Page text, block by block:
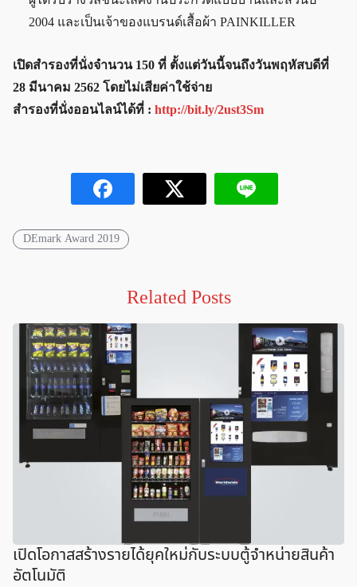
2004 และเป็นเจ้าของแบรนด์เสื้อผ้า PAINKILLER
เปิดสำรองที่นั่งจำนวน 150 ที่ ตั้งแต่วันนี้จนถึงวันพฤหัสบดีที่
28 มีนาคม 2562 โดยไม่เสียค่าใช้จ่าย
สำรองที่นั่งออนไลน์ได้ที่ : http://bit.ly/2ust3Sm
DEmark Award 2019
Related Posts
เปิดโอกาสสร้างรายได้ยุคใหม่กับระบบตู้จำหน่ายสินค้า
อัตโนมัติ